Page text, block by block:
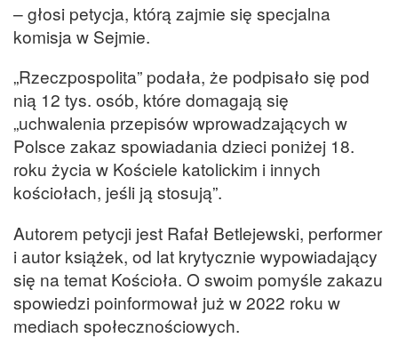
– głosi petycja, którą zajmie się specjalna
komisja w Sejmie.
„Rzeczpospolita” podała, że podpisało się pod
nią 12 tys. osób, które domagają się
„uchwalenia przepisów wprowadzających w
Polsce zakaz spowiadania dzieci poniżej 18.
roku życia w Kościele katolickim i innych
kościołach, jeśli ją stosują”.
Autorem petycji jest Rafał Betlejewski, performer
i autor książek, od lat krytycznie wypowiadający
się na temat Kościoła. O swoim pomyśle zakazu
spowiedzi poinformował już w 2022 roku w
mediach społecznościowych.